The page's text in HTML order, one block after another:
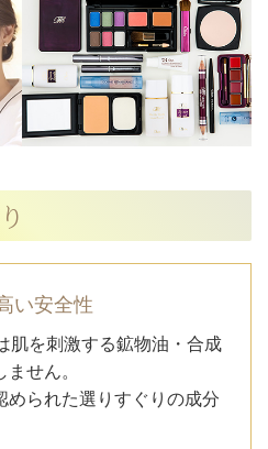
い安全性
肌を刺激する鉱物油・合成
せん。
られた選りすぐりの成分